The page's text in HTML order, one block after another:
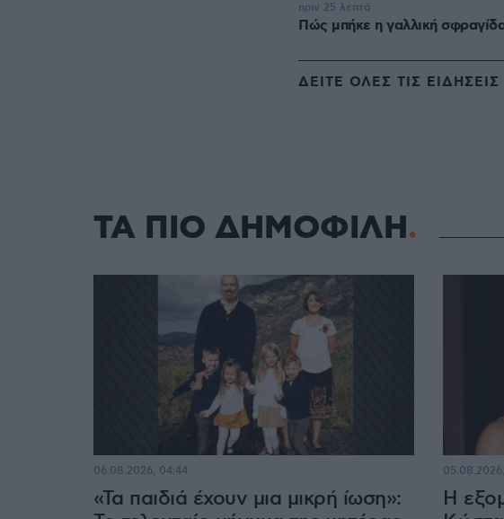
Πώς μπήκε η γαλλική
πριν 25 λεπτά
ΔΕΙΤΕ ΟΛΕΣ ΤΙΣ ΕΙΔΗΣΕΙΣ
ΤΑ ΠΙΟ ΔΗΜΟΦΙΛΗ
«Τα παιδιά έχουν μια μικρή ίωση»:
06.08.2026, 04:44
Η